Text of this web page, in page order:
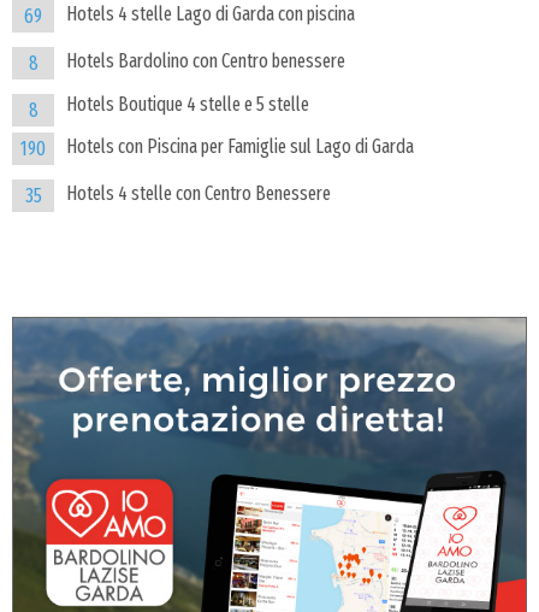
69 Hotels 4 stelle Lago di Garda con piscina
8 Hotels Bardolino con Centro benessere
8
Hotels Boutique 4 stelle e 5 stelle
190
Hotels con Piscina per Famiglie sul Lago di Garda
35 Hotels 4 stelle con Centro Benessere